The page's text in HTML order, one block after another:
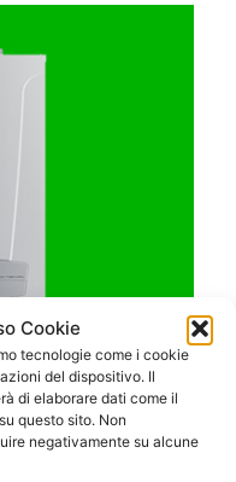
Cookie
tecnologie come i cookie
del dispositivo. Il
di elaborare dati come il
questo sito. Non
negativamente su alcune